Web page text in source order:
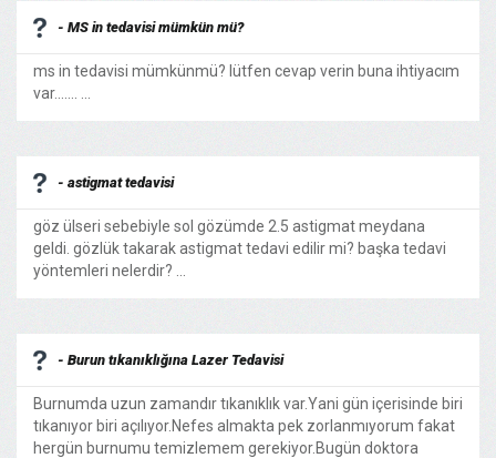
- MS in tedavisi mümkün mü?
ms in tedavisi mümkünmü? lütfen cevap verin buna ihtiyacım
var....... ...
- astigmat tedavisi
göz ülseri sebebiyle sol gözümde 2.5 astigmat meydana
geldi. gözlük takarak astigmat tedavi edilir mi? başka tedavi
yöntemleri nelerdir? ...
- Burun tıkanıklığına Lazer Tedavisi
Burnumda uzun zamandır tıkanıklık var.Yani gün içerisinde biri
tıkanıyor biri açılıyor.Nefes almakta pek zorlanmıyorum fakat
hergün burnumu temizlemem gerekiyor.Bugün doktora